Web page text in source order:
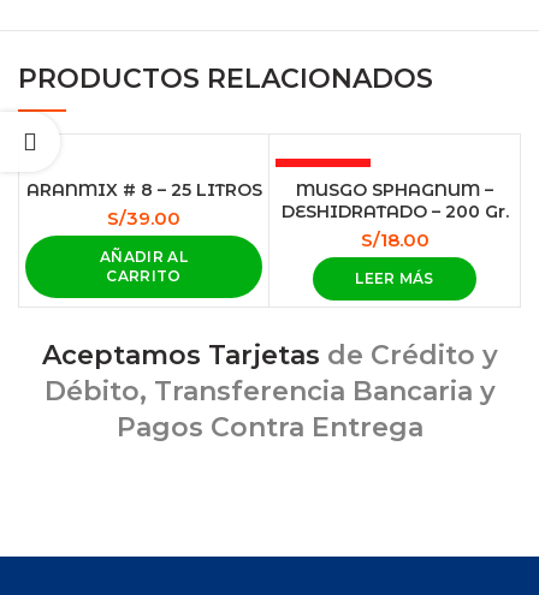
PRODUCTOS RELACIONADOS
ARANMIX # 8 – 25 LITROS
S/39.00
AÑADIR AL
CARRITO
AGOTADO
HOT
MUSGO SPHAGNUM –
DESHIDRATADO – 200 Gr.
S/18.00
LEER MÁS
Aceptamos Tarjetas de Crédito y
Débito, Transferencia Bancaria y
Pagos Contra Entrega